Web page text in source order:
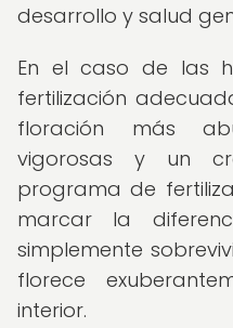
desarrollo y salud
En el caso de las
fertilización
floración más
vigorosas y un
programa de
marcar la
simplemente
florece
interior.